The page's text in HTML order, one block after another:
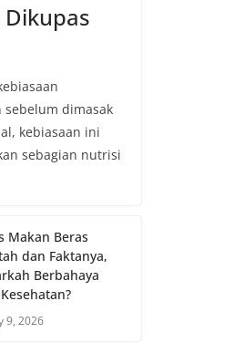
dimasak
kebiasaan ini
sebagian nutrisi
Makan Beras
dan Faktanya,
Berbahaya
9, 2026